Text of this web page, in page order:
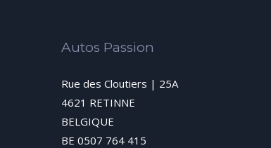
Autos Passion
Rue des Cloutiers | 25A
4621 RETINNE
BELGIQUE
BE 0507 764 415